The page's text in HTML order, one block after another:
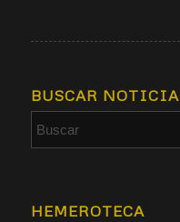
BUSCAR NOTICIA
HEMEROTECA